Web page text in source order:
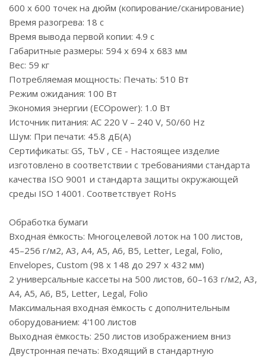
600 x 600 точек на дюйм (копирование/сканирование)
Время разогрева: 18 c
Время вывода первой копии: 4.9 с
Габаритные размеры: 594 x 694 x 683 мм
Вес: 59 кг
Потребляемая мощность: Печать: 510 Вт
Режим ожидания: 100 Вт
Экономия энергии (ECOpower): 1.0 Вт
Источник питания: AC 220 V – 240 V, 50/60 Hz
Шум: При печати: 45.8 дБ(А)
Сертификаты: GS, TЬV , CE - Настоящее изделие
изготовлено в соответствии с требованиями стандарта
качества ISO 9001 и стандарта защиты окружающей
среды ISO 14001. Соответствует RoHs
Обработка бумаги
Входная ёмкость: Многоцелевой лоток на 100 листов,
45–256 г/м2, A3, A4, A5, A6, B5, Letter, Legal, Folio,
Envelopes, Custom (98 x 148 до 297 x 432 мм)
2 универсальные кассеты на 500 листов, 60–163 г/м2, A3,
A4, A5, A6, B5, Letter, Legal, Folio
Максимальная входная ёмкость с дополнительным
оборудованием: 4'100 листов
Выходная ёмкость: 250 листов изображением вниз
Двустронная печать: Входящий в стандартную